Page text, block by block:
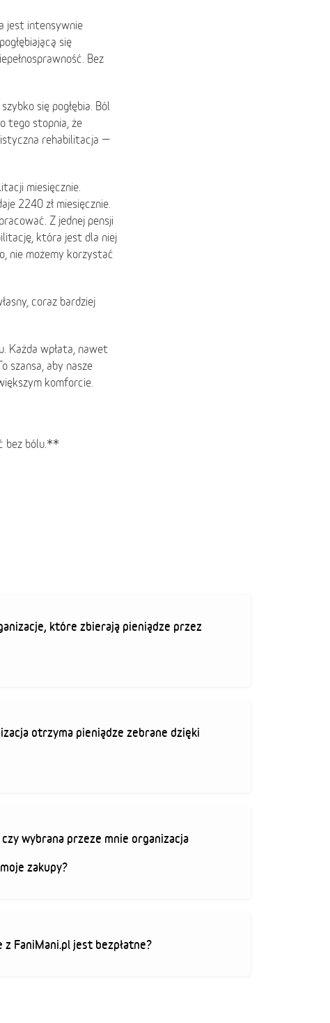
jest intensywnie
się
Bez
się pogłębia. Ból
tego stopnia, że
rehabilitacja —
miesięcznie.
2240 zł miesięcznie.
Z jednej pensji
która jest dla niej
nie możemy korzystać
coraz bardziej
Każda wpłata, nawet
szansa, aby nasze
komforcie.
bez bólu.**
które zbierają pieniądze przez
otrzyma pieniądze zebrane dzięki
wybrana przeze mnie organizacja
zakupy?
FaniMani.pl jest bezpłatne?